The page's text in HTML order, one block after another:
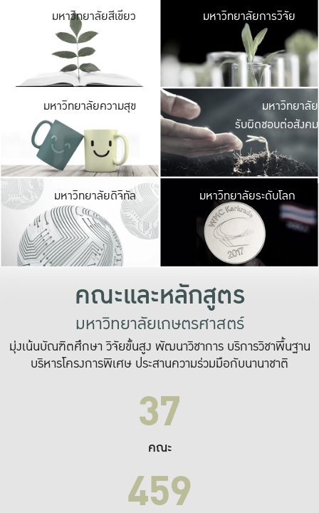
มหาวิทยาลัยสีเขียว มหาวิ
มีพื้นที่เขียวสดใส
เป็นป่าในเมือง เกษต
มหาวิทยาลัยการวิจัย
มหาวิทยาลัยความสุข มหาวิ
ค
เปิดประ
และพบเรื่องราวใ
มหาวิทยาลัย
รับผิดชอบต่อสังคม
มหาวิทยาลัยดิจิทัล มหาวิ
เปลี่ยนแปลง แล
เพื่อทำง
ระบบสารสนเทศ
มหาวิทยาลัยระดับโลก
คณะและหลักสูตร
มหาวิทยาลัยเกษตรศาสตร์
มุ่งเน้นบัณฑิตศึกษา วิจัยขั้นสูง พัฒนาวิชาการ บริการวิชาพื้นฐาน
บริหารโครงการพิเศษ ประสานความร่วมมือกับนานาชาติ
37
คณะ
459